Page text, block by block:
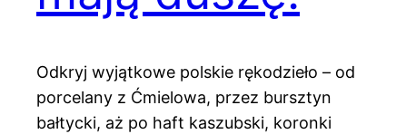
Odkryj wyjątkowe polskie rękodzieło – od
porcelany z Ćmielowa, przez bursztyn
bałtycki, aż po haft kaszubski, koronki